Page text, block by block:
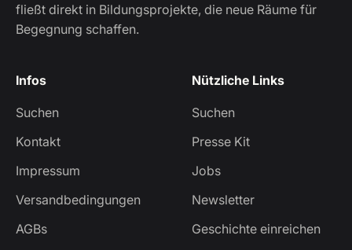
fließt direkt in Bildungsprojekte, die neue Räume für
Begegnung schaffen.
Infos
Suchen
Kontakt
Impressum
Versandbedingungen
AGBs
Nützliche Links
Suchen
Presse Kit
Jobs
Newsletter
Geschichte einreichen